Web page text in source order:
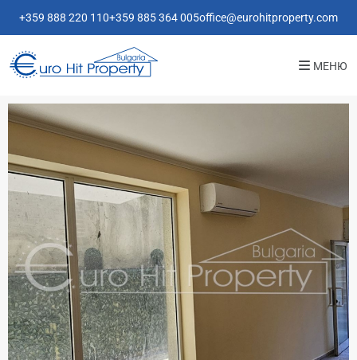
+359 888 220 110+359 885 364 005office@eurohitproperty.com
МЕНЮ